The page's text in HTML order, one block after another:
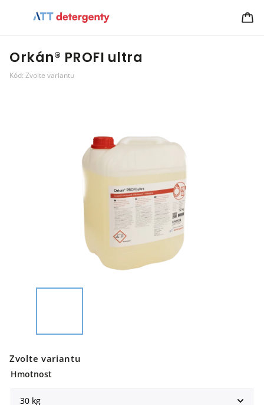
Orkán® PROFI ultra
Kód: Zvolte variantu
Zvolte variantu
Hmotnost